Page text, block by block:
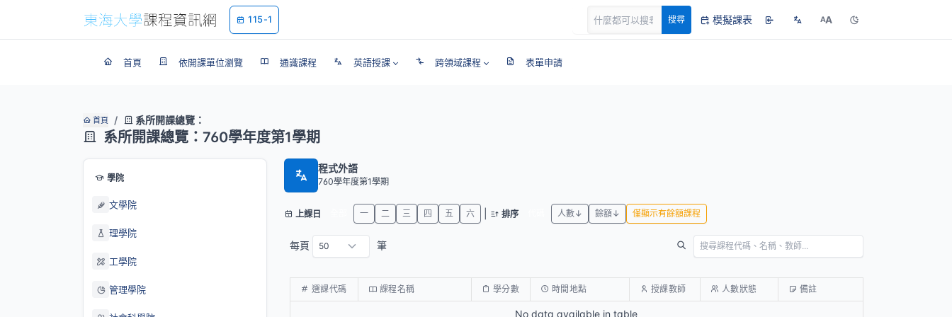
115-1 搜尋 模擬課表 AA
首頁 依開課單位瀏覽 通識課程 英語授課 跨領域課程 表單申請
首頁 系所開課總覽：
系所開課總覽：760學年度第1學期
學院
文學院
理學院
工學院
管理學院
程式外語
760學年度第1學期
上課日 一 二 三 四 五 六 排序 人數↓ 餘額↓ 僅顯示有餘額課程
每頁 筆
選課代碼 課程名稱 學分數 時間地點 授課教師 人數狀態 備註
No data available in table